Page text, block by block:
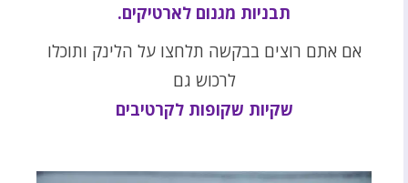
תבניות מגנום לארטיקים.
אם אתם רוצים בבקשה תלחצו על הלינק ותוכלו
לרכוש גם
שקיות שקופות לקרטיבים